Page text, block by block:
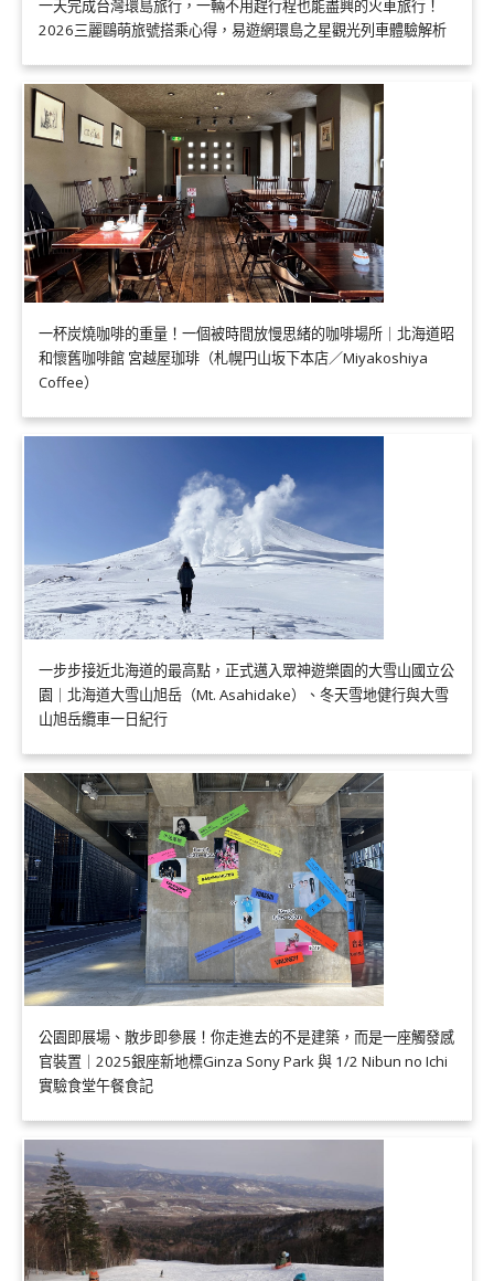
一天完成台灣環島旅行，一輛不用趕行程也能盡興的火車旅行！
2026三麗鷗萌旅號搭乘心得，易遊網環島之星觀光列車體驗解析
一杯炭燒咖啡的重量！一個被時間放慢思緒的咖啡場所｜北海道昭
和懷舊咖啡館 宮越屋珈琲（札幌円山坂下本店／Miyakoshiya
Coffee）
一步步接近北海道的最高點，正式邁入眾神遊樂園的大雪山國立公
園｜北海道大雪山旭岳（Mt. Asahidake）、冬天雪地健行與大雪
山旭岳纜車一日紀行
公園即展場、散步即參展！你走進去的不是建築，而是一座觸發感
官裝置｜2025銀座新地標Ginza Sony Park 與 1/2 Nibun no Ichi
實驗食堂午餐食記